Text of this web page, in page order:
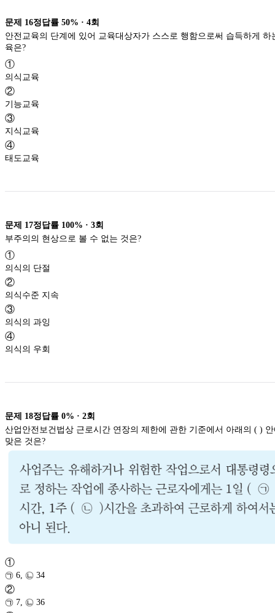
문제 16정답률 50% · 4회
안전교육의 단계에 있어 교육대상자가 스스로 행함으로써 습득하게 하
육은?
①
의식교육
②
기능교육
③
지식교육
④
태도교육
문제 17정답률 100% · 3회
부주의의 현상으로 볼 수 없는 것은?
①
의식의 단절
②
의식수준 지속
③
의식의 과잉
④
의식의 우회
문제 18정답률 0% · 2회
산업안전보건법상 근로시간 연장의 제한에 관한 기준에서 아래의 ( )
맞은 것은?
①
㉠ 6, ㉡ 34
②
㉠ 7, ㉡ 36